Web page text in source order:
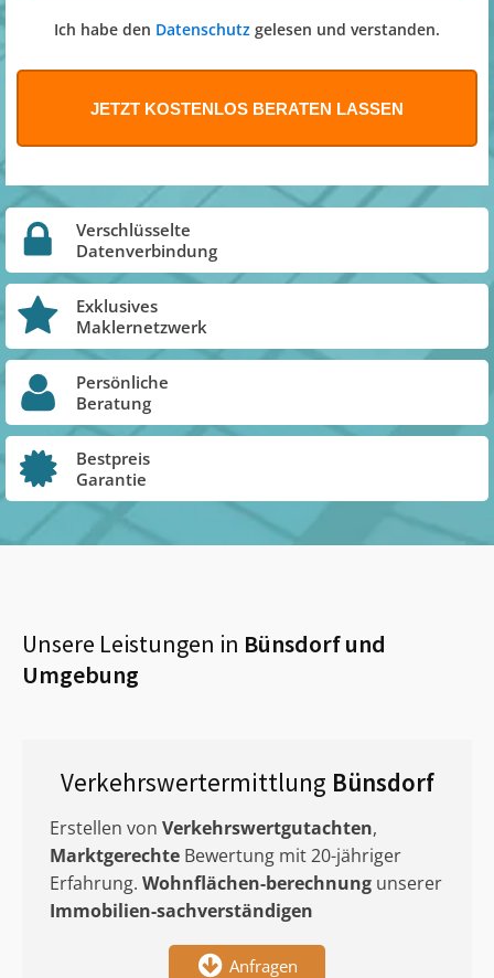
Ich habe den Datenschutz gelesen und verstanden.
Verschlüsselte
Datenverbindung
Exklusives
Maklernetzwerk
Persönliche
Beratung
Bestpreis
Garantie
Unsere Leistungen in Bünsdorfund
Umgebung
Verkehrswertermittlung Bünsdorf
Erstellen von Verkehrswertgutachten,
Marktgerechte Bewertung mit 20-jähriger
Erfahrung. Wohnflächen-berechnung unserer
Immobilien-sachverständigen
Anfragen